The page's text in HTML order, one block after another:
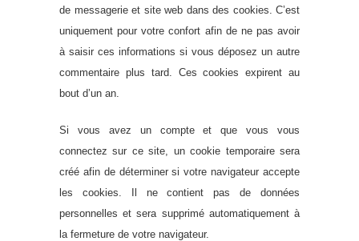
de messagerie et site web dans des cookies. C’est
uniquement pour votre confort afin de ne pas avoir
à saisir ces informations si vous déposez un autre
commentaire plus tard. Ces cookies expirent au
bout d’un an.
Si vous avez un compte et que vous vous
connectez sur ce site, un cookie temporaire sera
créé afin de déterminer si votre navigateur accepte
les cookies. Il ne contient pas de données
personnelles et sera supprimé automatiquement à
la fermeture de votre navigateur.